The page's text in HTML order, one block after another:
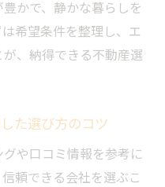
イドと地域特性の理
グから学ぶ注意点
とエリア選びのポ
現状と今後の傾向
かで、静かな暮らしを
希望条件を整理し、エ
、納得できる不動産選
た選び方のコツ
や口コミ情報を参考に
頼できる会社を選ぶこ